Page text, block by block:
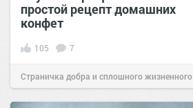
простой рецепт домашних
конфет
105 7
Страничка добра и сплошного жизненного
позитива!16:0107 авг 2021